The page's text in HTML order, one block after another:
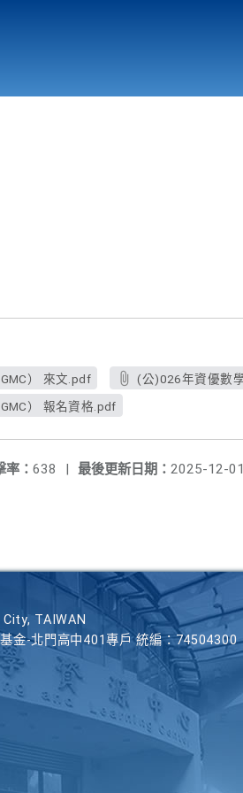
(公)026年資優數學研習營（GMC） 來文.pdf
(公)026年資優數學研習營（GMC） 報名資格.pdf
最後更新日期： 2025-12-01
率： 638 |
TAIWAN
金-北門高中401專戶 統編：74504300